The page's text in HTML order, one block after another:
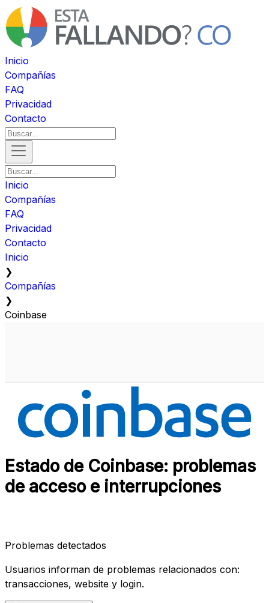
Inicio
Compañías
FAQ
Privacidad
Contacto
Inicio
Compañías
FAQ
Privacidad
Contacto
Inicio
❯
Compañías
❯
Coinbase
Estado de Coinbase: problemas
de acceso e interrupciones
Problemas detectados
Usuarios informan de problemas relacionados con:
transacciones, website y login.